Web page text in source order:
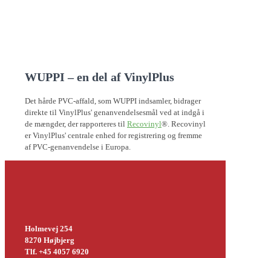
WUPPI – en del af VinylPlus
Det hårde PVC-affald, som WUPPI indsamler, bidrager
direkte til VinylPlus' genanvendelsesmål ved at indgå i
de mængder, der rapporteres til Recovinyl®. Recovinyl
er VinylPlus' centrale enhed for registrering og fremme
af PVC-genanvendelse i Europa.
Holmevej 254
8270 Højbjerg
Tlf. +45 4057 6920